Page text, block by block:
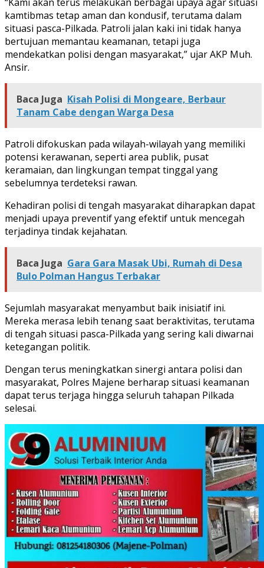
kamtibmas tetap aman dan kondusif, terutama dalam
situasi pasca-Pilkada. Patroli jalan kaki ini tidak hanya
bertujuan memantau keamanan, tetapi juga
mendekatkan polisi dengan masyarakat,” ujar AKP Muh.
Ansir.
Baca Juga Kisah Polisi di Mongeare, Berbaur
Tanam Cabe dengan Warga Desa
Patroli difokuskan pada wilayah-wilayah yang memiliki
potensi kerawanan, seperti area publik, pusat
keramaian, dan lingkungan tempat tinggal yang
sebelumnya terdeteksi rawan.
Kehadiran polisi di tengah masyarakat diharapkan dapat
menjadi upaya preventif yang efektif untuk mencegah
terjadinya tindak kejahatan.
Baca Juga Gara Gara Masak Ubi, Rumah di Desa
Bulo Polman Hangus Terbakar
Sejumlah masyarakat menyambut baik inisiatif ini.
Mereka merasa lebih tenang saat beraktivitas, terutama
di tengah situasi pasca-Pilkada yang sering kali diwarnai
ketegangan politik.
Dengan terus meningkatkan sinergi antara polisi dan
masyarakat, Polres Majene berharap situasi keamanan
dapat terus terjaga hingga seluruh tahapan Pilkada
selesai.